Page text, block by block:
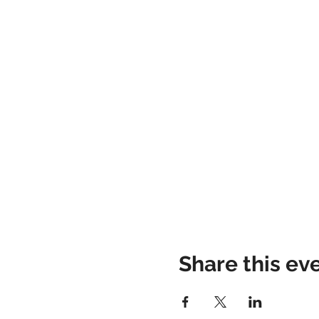
Share this